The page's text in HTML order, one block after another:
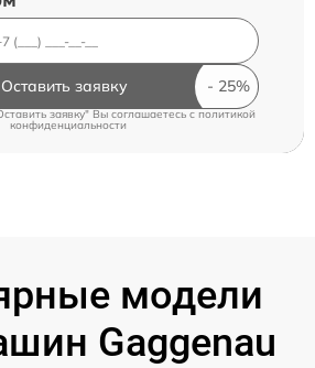
Оставить заявку
заявку" Вы соглашаетесь c политикой
конфиденциальности
модели
Gaggenau